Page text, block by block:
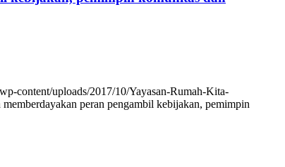
content/uploads/2017/10/Yayasan-Rumah-Kita-
peran pengambil kebijakan, pemimpin